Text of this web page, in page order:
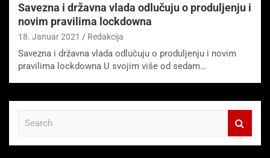
Savezna i državna vlada odlučuju o produljenju i
novim pravilima lockdowna
18. Januar 2021 Redakcija
Savezna i državna vlada odlučuju o produljenju i novim
pravilima lockdowna U svojim više od sedam…